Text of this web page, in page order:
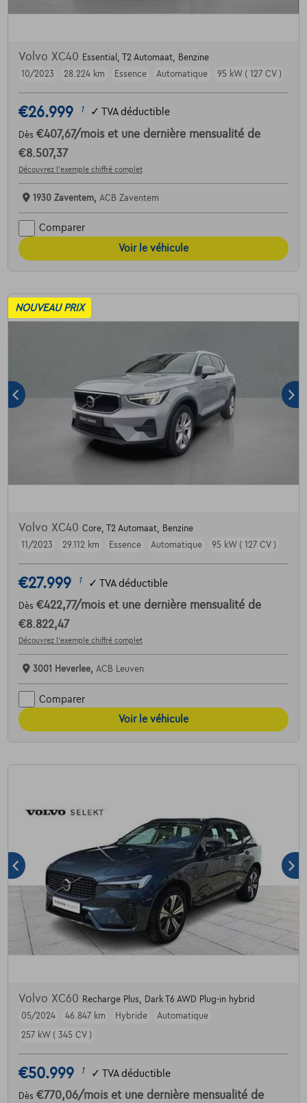
Volvo XC40 Essential, T2 Automaat, Benzine
10/2023
28.224 km Essence Automatique 95 kW ( 127 CV )
€26.999 1 ✓ TVA déductible
Dès €407,67/mois et une dernière mensualité de
€8.507,37
Découvrez l’exemple chiffré complet
1930 Zaventem, ACB Zaventem
Comparer
Voir le véhicule
NOUVEAU PRIX
Volvo XC40 Core, T2 Automaat, Benzine
11/2023
29.112 km Essence Automatique 95 kW ( 127 CV )
€27.999 1 ✓ TVA déductible
Dès €422,77/mois et une dernière mensualité de
€8.822,47
Découvrez l’exemple chiffré complet
3001 Heverlee, ACB Leuven
Comparer
Voir le véhicule
Volvo XC60 Recharge Plus, Dark T6 AWD Plug-in hybrid
05/2024
46.847 km Hybride
Automatique
257 kW ( 345 CV )
€50.999 1 ✓ TVA déductible
Dès €770,06/mois et une dernière mensualité de